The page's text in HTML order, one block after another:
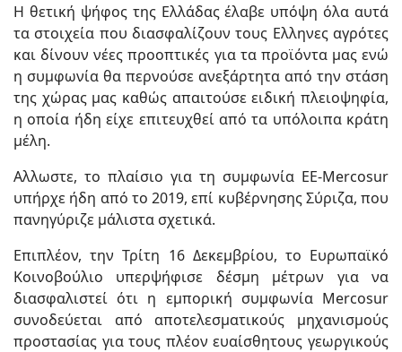
Η θετική ψήφος της Ελλάδας έλαβε υπόψη όλα αυτά
τα στοιχεία που διασφαλίζουν τους Ελληνες αγρότες
και δίνουν νέες προοπτικές για τα προϊόντα μας ενώ
η συμφωνία θα περνούσε ανεξάρτητα από την στάση
της χώρας μας καθώς απαιτούσε ειδική πλειοψηφία,
η οποία ήδη είχε επιτευχθεί από τα υπόλοιπα κράτη
μέλη.
Αλλωστε, το πλαίσιο για τη συμφωνία ΕΕ-Mercosur
υπήρχε ήδη από το 2019, επί κυβέρνησης Σύριζα, που
πανηγύριζε μάλιστα σχετικά.
Επιπλέον, την Τρίτη 16 Δεκεμβρίου, το Ευρωπαϊκό
Κοινοβούλιο υπερψήφισε δέσμη μέτρων για να
διασφαλιστεί ότι η εμπορική συμφωνία Mercosur
συνοδεύεται από αποτελεσματικούς μηχανισμούς
προστασίας για τους πλέον ευαίσθητους γεωργικούς